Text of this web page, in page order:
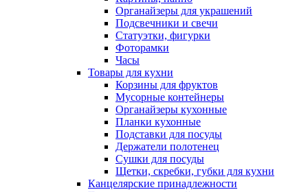
Органайзеры для украшений
Подсвечники и свечи
Статуэтки, фигурки
Фоторамки
Часы
Товары для кухни
Корзины для фруктов
Мусорные контейнеры
Органайзеры кухонные
Планки кухонные
Подставки для посуды
Держатели полотенец
Сушки для посуды
Щетки, скребки, губки для кухни
Канцелярские принадлежности